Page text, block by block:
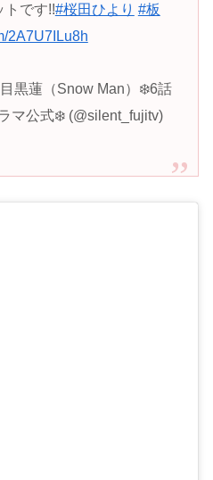
トです!!#桜田ひより #板
2A7U7ILu8h
黒蓮（Snow Man）❄️6話
マ公式❄️ (@silent_fujitv)